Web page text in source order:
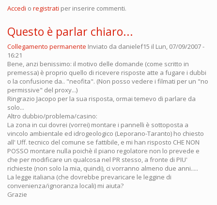
Accedi o registrati per inserire commenti.
Questo è parlar chiaro...
Collegamento permanente Inviato da danielef15 il Lun, 07/09/2007 -
16:21
Bene, anzi benissimo: il motivo delle domande (come scritto in
premessa) è proprio quello di ricevere risposte atte a fugare i dubbi
o la confusione da.. "neofita". (Non posso vedere i filmati per un "no
permissive" del proxy...)
Ringrazio Jacopo per la sua risposta, ormai temevo di parlare da
solo...
Altro dubbio/problema/casino:
La zona in cui dovrei (vorrei) montare i pannelli è sottoposta a
vincolo ambientale ed idrogeologico (Leporano-Taranto) ho chiesto
all' Uff. tecnico del comune se fattibile, e mi han risposto CHE NON
POSSO montare nulla poichè il piano regolatore non lo prevede e
che per modificare un qualcosa nel PR stesso, a fronte di PIU'
richieste (non solo la mia, quindi), ci vorranno almeno due anni.....
La legge italiana (che dovrebbe prevaricare le leggine di
convenienza/ignoranza locali) mi aiuta?
Grazie